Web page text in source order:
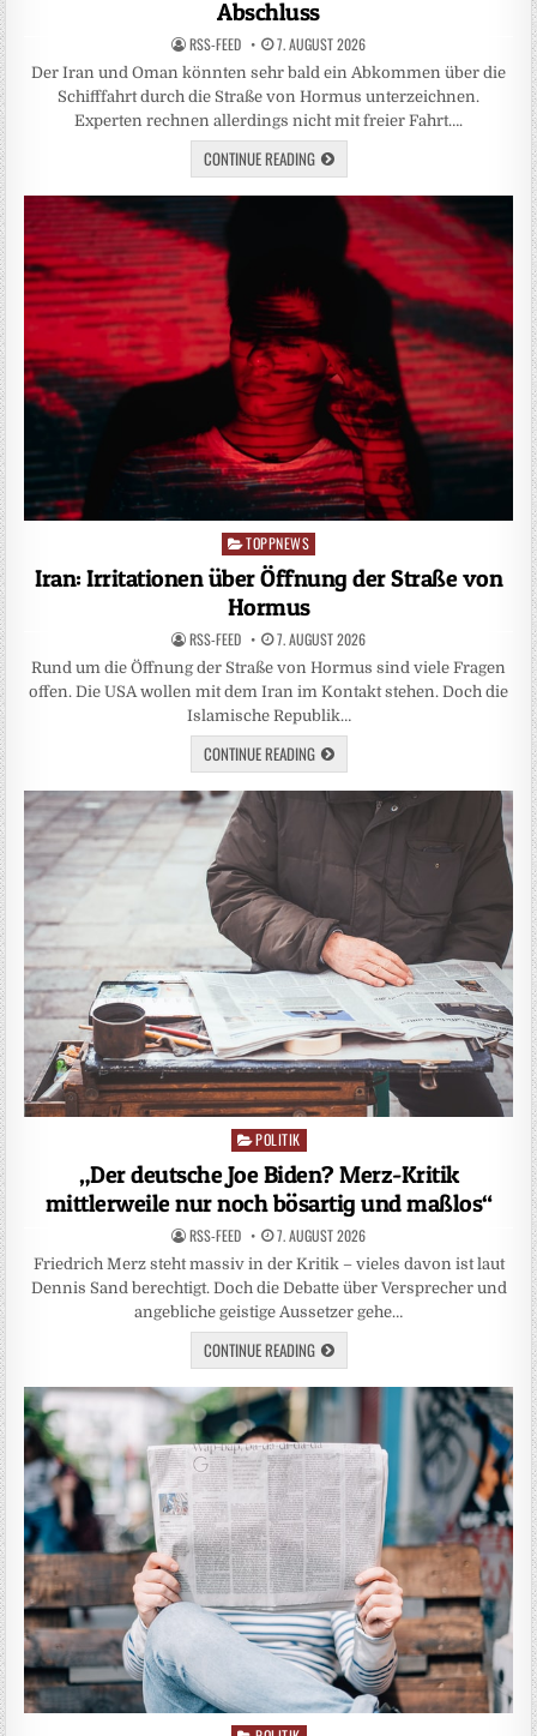
Abschluss
RSS-FEED 7. AUGUST 2026
Der Iran und Oman könnten sehr bald ein Abkommen über die
Schifffahrt durch die Straße von Hormus unterzeichnen.
Experten rechnen allerdings nicht mit freier Fahrt….
CONTINUE READING
Posted
in
TOPPNEWS
Iran: Irritationen über Öffnung der Straße von
Hormus
RSS-FEED 7. AUGUST 2026
Rund um die Öffnung der Straße von Hormus sind viele Fragen
offen. Die USA wollen mit dem Iran im Kontakt stehen. Doch die
Islamische Republik…
CONTINUE READING
Posted
in
POLITIK
„Der deutsche Joe Biden? Merz-Kritik
mittlerweile nur noch bösartig und maßlos“
RSS-FEED 7. AUGUST 2026
Friedrich Merz steht massiv in der Kritik – vieles davon ist laut
Dennis Sand berechtigt. Doch die Debatte über Versprecher und
angebliche geistige Aussetzer gehe…
CONTINUE READING